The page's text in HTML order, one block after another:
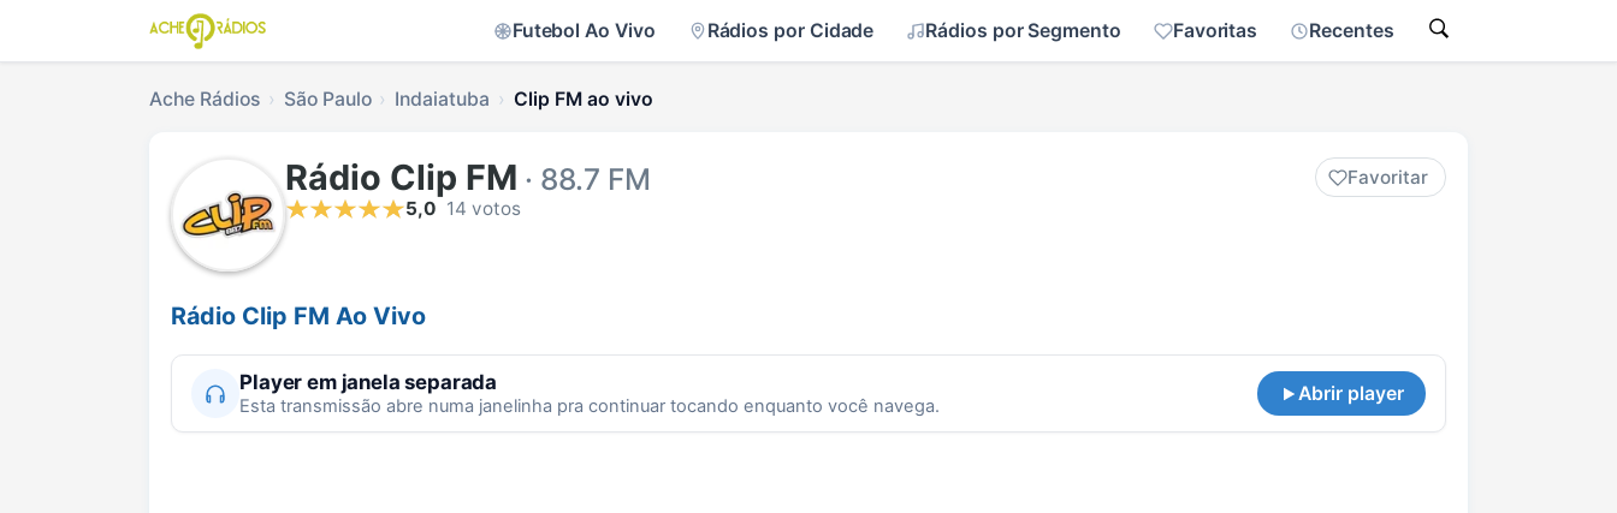
Futebol Ao Vivo Rádios por Cidade Rádios por Segmento Favoritas Recentes
Ache Rádios São Paulo Indaiatuba Clip FM ao vivo
Rádio Clip FM · 88.7 FM
Favoritar
5,0 14 votos
Rádio Clip FM Ao Vivo
Player em janela separada
Esta transmissão abre numa janelinha pra continuar tocando enquanto você navega.
Abrir player